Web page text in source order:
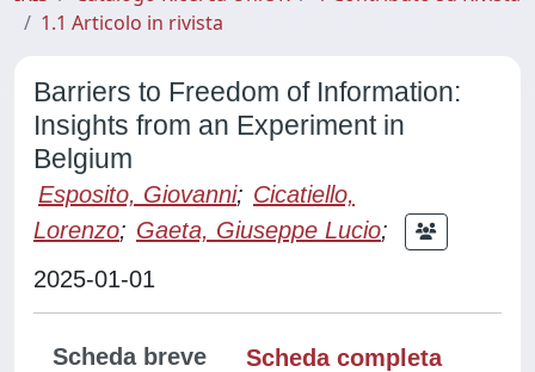
1.1 Articolo in rivista
Barriers to Freedom of Information:
Insights from an Experiment in
Belgium
Esposito, Giovanni; Cicatiello,
Lorenzo; Gaeta, Giuseppe Lucio;
2025-01-01
Scheda breve
Scheda completa